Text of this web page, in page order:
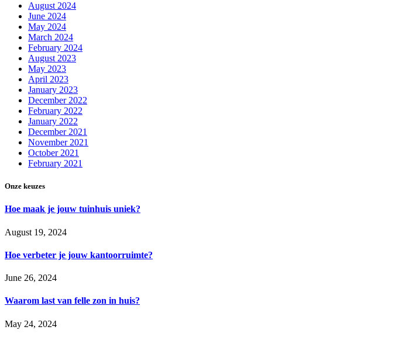
August 2024
June 2024
May 2024
March 2024
February 2024
August 2023
May 2023
April 2023
January 2023
December 2022
February 2022
January 2022
December 2021
November 2021
October 2021
February 2021
Onze keuzes
Hoe maak je jouw tuinhuis uniek?
August 19, 2024
Hoe verbeter je jouw kantoorruimte?
June 26, 2024
Waarom last van felle zon in huis?
May 24, 2024